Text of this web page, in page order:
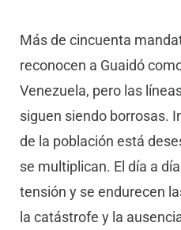
Más de cincuenta
reconocen a Guaidó
Venezuela, pero las
siguen siendo borrosas.
de la población está
se multiplican. El día a
tensión y se endurecen
la catástrofe y la